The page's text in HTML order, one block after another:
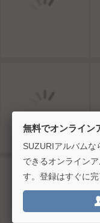
無料でオンライン
SUZURIアルバムな
できるオンライン
す。登録はすぐに完